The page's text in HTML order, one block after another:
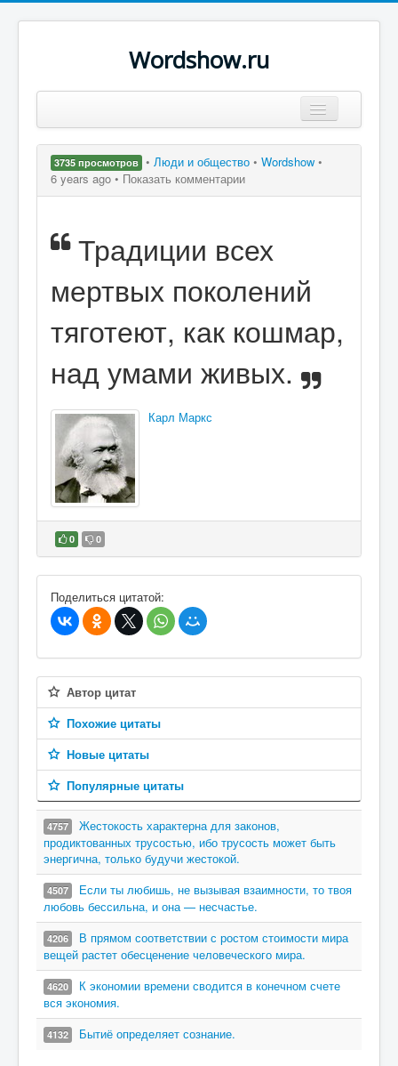
Wordshow.ru
Популярные цитаты
Поиск
3735 просмотров • Люди и общество • Wordshow •
6 years ago • Показать комментарии
Традиции всех
мертвых поколений
тяготеют, как кошмар,
над умами живых.
Карл Маркс
0 0
В избранное
Поделиться цитатой:
Автор цитат
Похожие цитаты
Новые цитаты
Популярные цитаты
4757
Жестокость характерна для законов,
продиктованных трусостью, ибо трусость может быть
энергична, только будучи жестокой.
4507
Если ты любишь, не вызывая взаимности, то твоя
любовь бессильна, и она — несчастье.
4206
В прямом соответствии с ростом стоимости мира
вещей растет обесценение человеческого мира.
4620
К экономии времени сводится в конечном счете
вся экономия.
4132 Бытиё определяет сознание.